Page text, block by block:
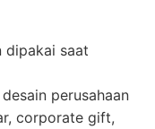
dipakai saat
perusahaan
corporate gift,